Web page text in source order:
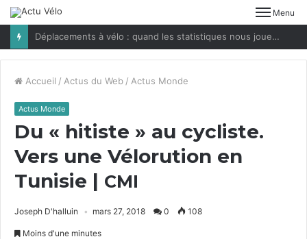
Menu
Déplacements à vélo : quand les statistiques nous jouent des tours
Accueil / Actus du Web / Actus Monde
Actus Monde
Du « hitiste » au cycliste.
Vers une Vélorution en
Tunisie | CMI
Joseph D'halluin mars 27, 2018 0 108
Moins d'une minutes